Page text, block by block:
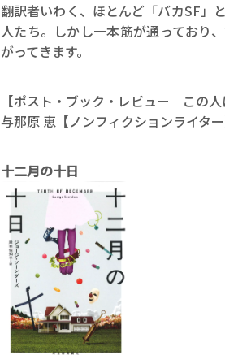
翻訳者いわく、ほとんど「バカSF」
人たち。しかし一本筋が通っており
がってきます。
【ポスト・ブック・レビュー この人
与那原 恵【ノンフィクションライター
十二月の十日